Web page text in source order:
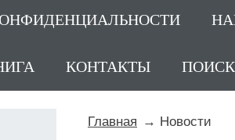
КОНТАКТЫ ПОИСК
Главная Новости